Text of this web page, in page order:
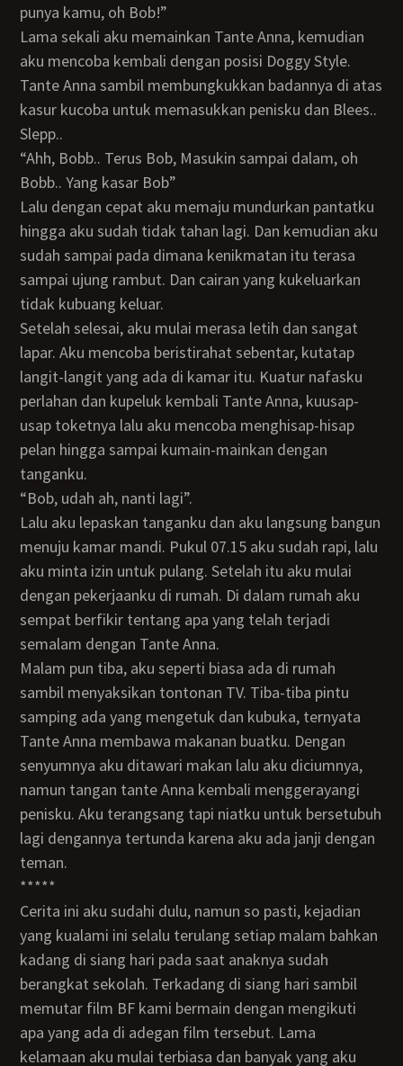
punya kamu, oh Bob!”
Lama sekali aku memainkan Tante Anna, kemudian
aku mencoba kembali dengan posisi Doggy Style.
Tante Anna sambil membungkukkan badannya di atas
kasur kucoba untuk memasukkan penisku dan Blees..
Slepp..
“Ahh, Bobb.. Terus Bob, Masukin sampai dalam, oh
Bobb.. Yang kasar Bob”
Lalu dengan cepat aku memaju mundurkan pantatku
hingga aku sudah tidak tahan lagi. Dan kemudian aku
sudah sampai pada dimana kenikmatan itu terasa
sampai ujung rambut. Dan cairan yang kukeluarkan
tidak kubuang keluar.
Setelah selesai, aku mulai merasa letih dan sangat
lapar. Aku mencoba beristirahat sebentar, kutatap
langit-langit yang ada di kamar itu. Kuatur nafasku
perlahan dan kupeluk kembali Tante Anna, kuusap-
usap toketnya lalu aku mencoba menghisap-hisap
pelan hingga sampai kumain-mainkan dengan
tanganku.
“Bob, udah ah, nanti lagi”.
Lalu aku lepaskan tanganku dan aku langsung bangun
menuju kamar mandi. Pukul 07.15 aku sudah rapi, lalu
aku minta izin untuk pulang. Setelah itu aku mulai
dengan pekerjaanku di rumah. Di dalam rumah aku
sempat berfikir tentang apa yang telah terjadi
semalam dengan Tante Anna.
Malam pun tiba, aku seperti biasa ada di rumah
sambil menyaksikan tontonan TV. Tiba-tiba pintu
samping ada yang mengetuk dan kubuka, ternyata
Tante Anna membawa makanan buatku. Dengan
senyumnya aku ditawari makan lalu aku diciumnya,
namun tangan tante Anna kembali menggerayangi
penisku. Aku terangsang tapi niatku untuk bersetubuh
lagi dengannya tertunda karena aku ada janji dengan
teman.
*****
Cerita ini aku sudahi dulu, namun so pasti, kejadian
yang kualami ini selalu terulang setiap malam bahkan
kadang di siang hari pada saat anaknya sudah
berangkat sekolah. Terkadang di siang hari sambil
memutar film BF kami bermain dengan mengikuti
apa yang ada di adegan film tersebut. Lama
kelamaan aku mulai terbiasa dan banyak yang aku